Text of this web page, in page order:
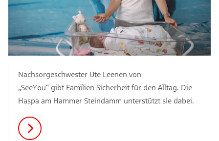
Nachsorgeschwester Ute Leenen von
„SeeYou“ gibt Familien Sicherheit für den Alltag. Die
Haspa am Hammer Steindamm unterstützt sie dabei.